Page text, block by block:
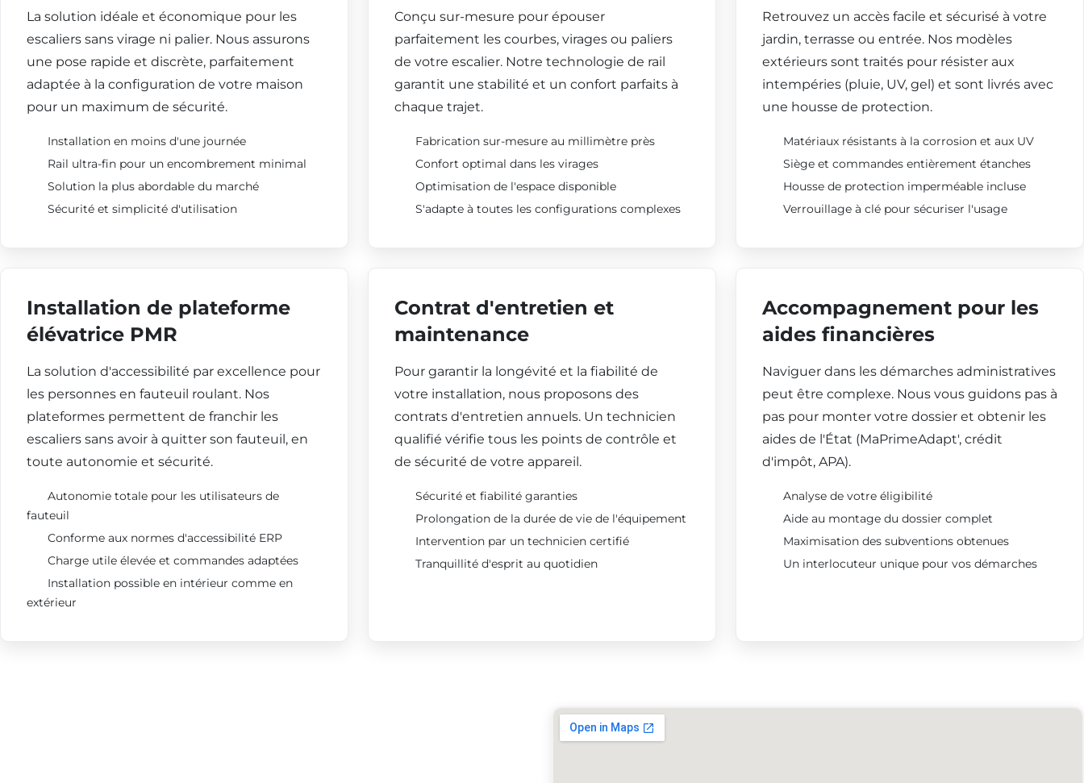
La solution idéale et économique pour les
escaliers sans virage ni palier. Nous assurons
une pose rapide et discrète, parfaitement
adaptée à la configuration de votre maison
pour un maximum de sécurité.
Installation en moins d'une journée
Rail ultra-fin pour un encombrement minimal
Solution la plus abordable du marché
Sécurité et simplicité d'utilisation
Conçu sur-mesure pour épouser
parfaitement les courbes, virages ou paliers
de votre escalier. Notre technologie de rail
garantit une stabilité et un confort parfaits à
chaque trajet.
Fabrication sur-mesure au millimètre près
Confort optimal dans les virages
Optimisation de l'espace disponible
S'adapte à toutes les configurations complexes
Retrouvez un accès facile et sécurisé à votre
jardin, terrasse ou entrée. Nos modèles
extérieurs sont traités pour résister aux
intempéries (pluie, UV, gel) et sont livrés avec
une housse de protection.
Matériaux résistants à la corrosion et aux UV
Siège et commandes entièrement étanches
Housse de protection imperméable incluse
Verrouillage à clé pour sécuriser l'usage
Installation de plateforme
élévatrice PMR
La solution d'accessibilité par excellence pour
les personnes en fauteuil roulant. Nos
plateformes permettent de franchir les
escaliers sans avoir à quitter son fauteuil, en
toute autonomie et sécurité.
Autonomie totale pour les utilisateurs de
fauteuil
Conforme aux normes d'accessibilité ERP
Charge utile élevée et commandes adaptées
Installation possible en intérieur comme en
extérieur
Contrat d'entretien et
maintenance
Pour garantir la longévité et la fiabilité de
votre installation, nous proposons des
contrats d'entretien annuels. Un technicien
qualifié vérifie tous les points de contrôle et
de sécurité de votre appareil.
Sécurité et fiabilité garanties
Prolongation de la durée de vie de l'équipement
Intervention par un technicien certifié
Tranquillité d'esprit au quotidien
Accompagnement pour les
aides financières
Naviguer dans les démarches administratives
peut être complexe. Nous vous guidons pas à
pas pour monter votre dossier et obtenir les
aides de l'État (MaPrimeAdapt', crédit
d'impôt, APA).
Analyse de votre éligibilité
Aide au montage du dossier complet
Maximisation des subventions obtenues
Un interlocuteur unique pour vos démarches